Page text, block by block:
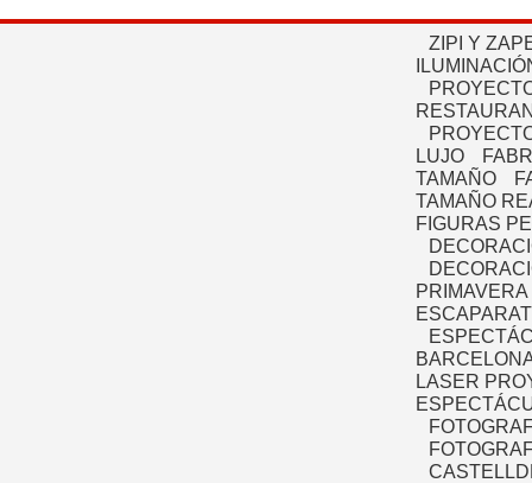
ZIPI Y
LUJO
TAMAÑO
TAMAÑO
FIGURAS
PRIMAVERA
LASER